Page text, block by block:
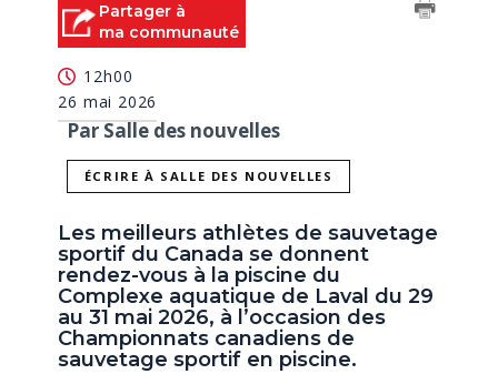
Partager à
ma communauté
12h00
26 mai 2026
Par Salle des nouvelles
ÉCRIRE À SALLE DES NOUVELLES
Les meilleurs athlètes de sauvetage
sportif du Canada se donnent
rendez-vous à la piscine du
Complexe aquatique de Laval du 29
au 31 mai 2026, à l’occasion des
Championnats canadiens de
sauvetage sportif en piscine.